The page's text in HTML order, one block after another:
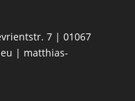
7 | 01067
| matthias-